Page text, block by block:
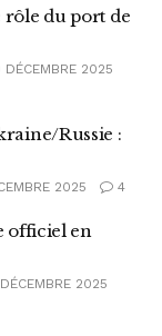
rôle du port de
2025
Russie :
2025 4
officiel en
2025